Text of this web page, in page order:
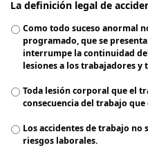
La definición legal de
Como todo suceso anormal
programado, que se
interrumpe la continuidad
lesiones a los trabajadores y
Toda lesión corporal que el
consecuencia del trabajo
Los accidentes de trabajo no
riesgos laborales.